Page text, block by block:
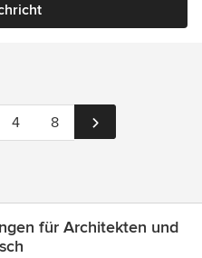
4 8
für Architekten und